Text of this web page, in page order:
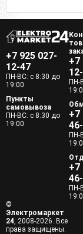
+7 925 027-
12-47
ПН-ВС: с 8:30 до
19:00
Пункты
самовывоза
ПН-ВС: с 8:30 до
19:00
+7
ПН-
+7
ПН-
+7
ПН-
©
Электромаркет
24, 2008-2026. Все
права защищены.